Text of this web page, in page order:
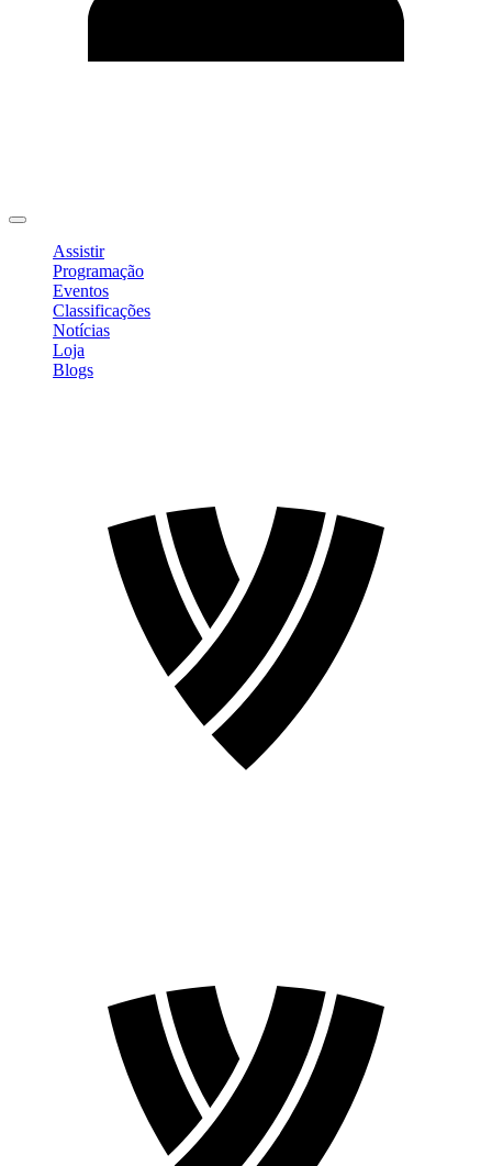
Assistir
Programação
Eventos
Classificações
Notícias
Loja
Blogs